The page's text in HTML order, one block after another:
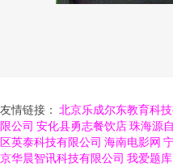
友情链接： 北京乐成尔东教育科
限公司 安化县勇志餐饮店珠海源
区英泰科技有限公司 海南电影网
京华晨智讯科技有限公司 我爱题库